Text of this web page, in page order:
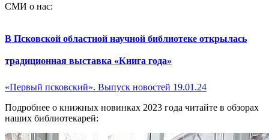
СМИ о нас:
В Псковской областной научной библиотеке открылась
традиционная выставка «Книга года»
«Первый псковский». Выпуск новостей 19.01.24
Подробнее о книжных новинках 2023 года читайте в обзорах
наших библиотекарей: